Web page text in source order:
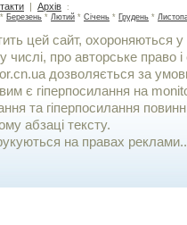
| Архів :
* Березень * Лютий * Січень * Грудень *
цей сайт, охороняються у
про авторське право і
дозволяється за
є гiперпосилання на
та гіперпосилання
абзаці тексту.
на правах реклами..